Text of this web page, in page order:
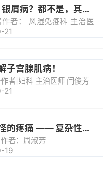
怪可你知道吗那些被你
下去的反酸、腹胀、隐痛
胃黏膜在反复受伤后发出的
是人体"后天之本...
湿疹 or 银屑病？都不是，其实是皮肌炎
作者： 风湿免疫科 主治医
大多数皮疹的患者都认为自
病，首诊科室基本都是皮
型，主要累及皮肤和四肢
时可以出现肺脏、心脏等
损害。各个年龄段均可发
见。临床表现一 骨骼肌及
肉症状肌肉受累通常是双
21
子宫腺肌病！
者|妇科 主治医师 闫俊芳
21
一种奇怪的疼痛 —— 复杂性区域性疼痛综合征
者：周淑芳
19